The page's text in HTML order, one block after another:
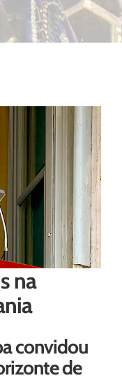
na
convidou
de